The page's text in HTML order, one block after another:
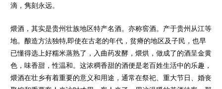
滴，隽刻永远。
煨酒，其实是贵州壮族地区特产名酒。亦称窖酒。产于贵州从江等
地。酿造方法独特,即使在古老的年代，贫瘠的地区及子民，也早
已懂得选上好糯米蒸熟了，入曲药发酵，煨烘，做成了的酒呈金黄
色，味香甜，性温和。这浓稠香甜的酒便是老百姓生活中的乐趣，
煨酒在壮乡有着重要的意义和用途，通常在祭祀、重大节日、婚丧